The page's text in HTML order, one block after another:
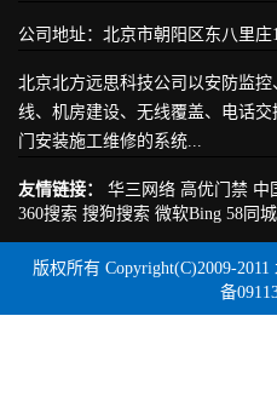
公司地址：北京市朝阳区东八里
北京北方远思科技公司以安防监
线、机房建设、无线覆盖、电话
门安装施工维修的系统...
友情链接： 华三网络 高优门禁 中
360搜索 搜狗搜索 微软Bing 58同城
版权所有 Copyright(C)2009-
备